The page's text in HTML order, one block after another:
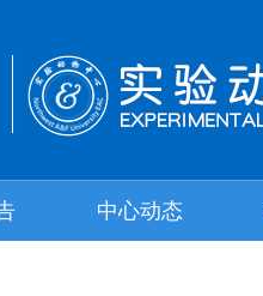
中心动态